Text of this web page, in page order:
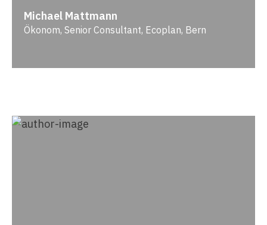
Michael Mattmann
Ökonom, Senior Consultant, Ecoplan, Bern